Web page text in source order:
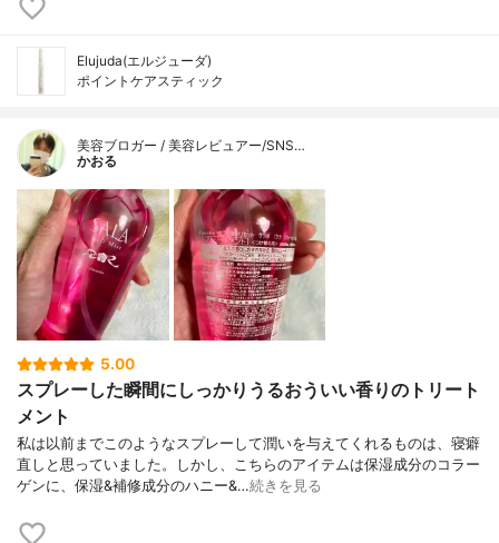
Elujuda(エルジューダ)
ポイントケアスティック
美容ブロガー / 美容レビュアー/SNS…
かおる
5.00
スプレーした瞬間にしっかりうるおういい香りのトリート
メント
私は以前までこのようなスプレーして潤いを与えてくれるものは、寝癖
直しと思っていました。しかし、こちらのアイテムは保湿成分のコラー
ゲンに、保湿&補修成分のハニー&…続きを見る